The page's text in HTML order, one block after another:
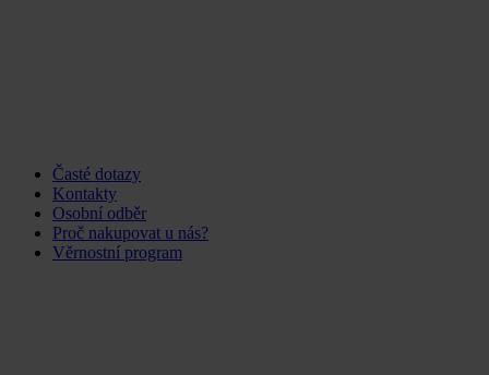
Časté dotazy
Kontakty
Osobní odběr
Proč nakupovat u nás?
Věrnostní program